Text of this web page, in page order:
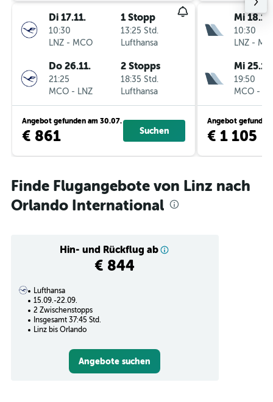
Di 17.11.
10:30
LNZ - MCO
1 Stopp
13:25 Std.
Lufthansa
Do 26.11.
21:25
MCO - LNZ
2 Stopps
18:35 Std.
Lufthansa
Angebot gefunden am 30.07.
€ 861 Suchen
Mi 18.11.
10:30
LNZ -
Mi 25.11.
19:50
MCO -
Angebot gefunden
€ 1 105
Finde Flugangebote von Linz nach
Orlando International
Hin- und Rückflug ab
€ 844
Lufthansa
15.09.-22.09.
2 Zwischenstopps
Insgesamt 37:45 Std.
Linz bis Orlando
Angebote suchen